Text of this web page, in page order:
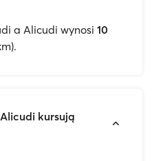
a Alicudi wynosi 10
kursują